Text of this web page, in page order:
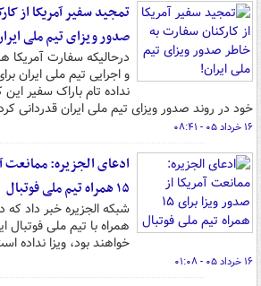
تمجید سفیر آمریکا از
صدور ویزای تیم ملی
درحالیکه سفارت آمریکا
و اجرایی تیم ملی ایران
نداده تام باراک سفیر
خود در روند صدور ویزای تیم ملی ایران قدردانی
۱۶ خرداد ۰۵ - ۰۸:۴۱
ادعای الجزیره: ممانعت
۱۵ همراه تیم ملی فوتبال
خواهند بود، ویزا نداده
۱۶ خرداد ۰۵ - ۰۱:۰۸